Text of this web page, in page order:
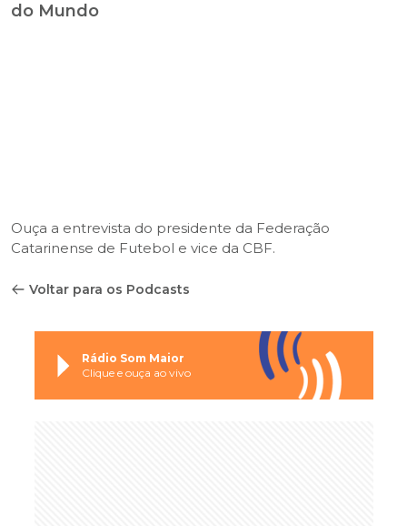
do Mundo
Ouça a entrevista do presidente da Federação
Catarinense de Futebol e vice da CBF.
Voltar para os Podcasts
Rádio Som Maior
Clique e ouça ao vivo